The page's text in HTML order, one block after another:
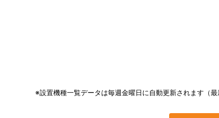
※設置機種一覧データは毎週金曜日に自動更新されます（